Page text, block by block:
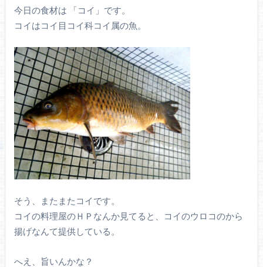
今日の食材は 「コイ」です。
コイはコイ目コイ科コイ属の魚。
そう、またまたコイです。
コイの料理屋のＨＰなんか見てると、コイのウロコのから
揚げなんて提供している。
へえ、旨いんかな？